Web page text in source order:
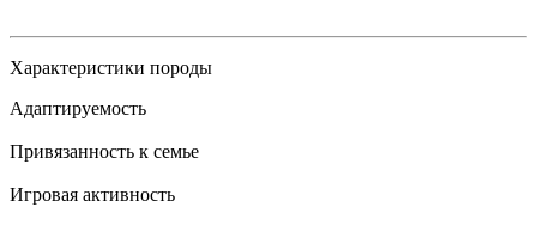
Характеристики породы
Адаптируемость
Привязанность к семье
Игровая активность